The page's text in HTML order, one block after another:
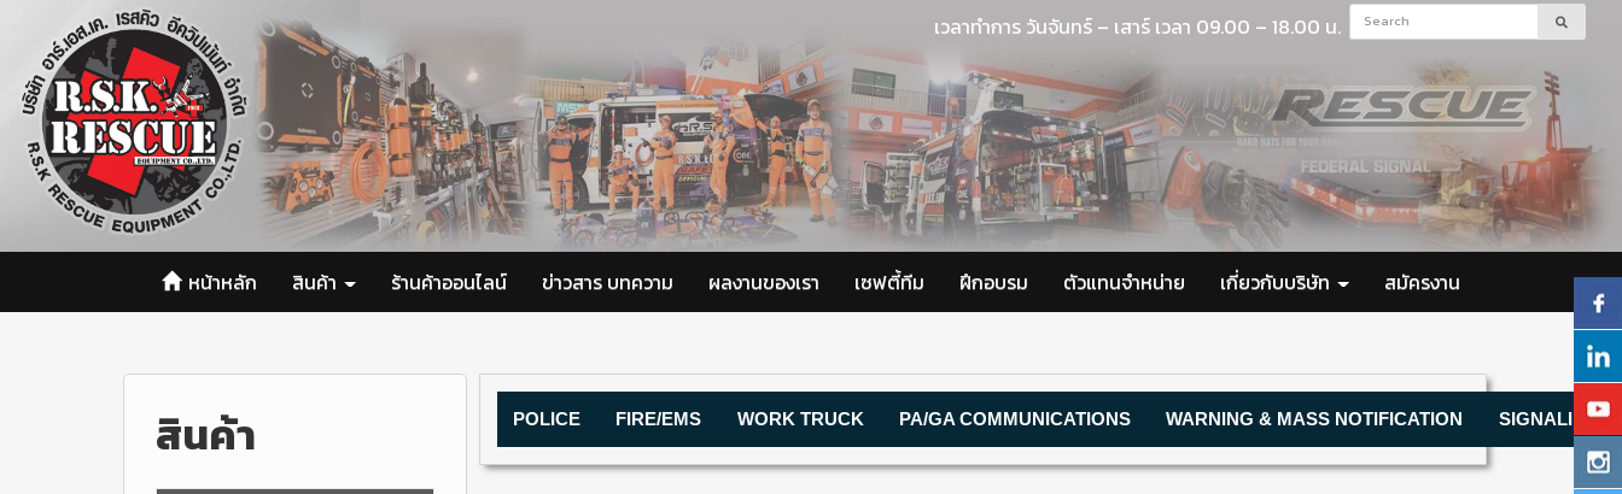
หน้าหลัก สินค้า ร้านค้าออนไลน์ ข่าวสาร บทความ ผลงานของเรา เซฟตี้ทีม ฝึกอบรม ตัวแทนจำหน่าย เกี่ยวกับบริษัท สมัครงาน
เวลาทำการ วันจันทร์ – เสาร์ เวลา 09.00 – 18.00 น.
สินค้า POLICE FIRE/EMS WORK TRUCK PA/GA COMMUNICATIONS WARNING & MASS NOTIFICATION SIGNALING